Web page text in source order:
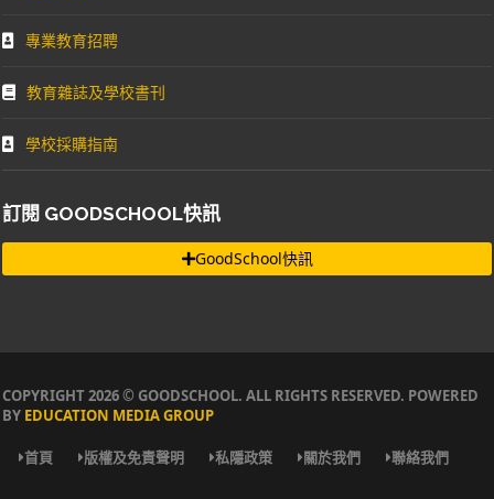
專業教育招聘
教育雜誌及學校書刊
學校採購指南
訂閱 GOODSCHOOL快訊
GoodSchool快訊
COPYRIGHT 2026 © GOODSCHOOL. ALL RIGHTS RESERVED. POWERED
BY EDUCATION MEDIA GROUP
首頁 版權及免責聲明 私隱政策 關於我們 聯絡我們